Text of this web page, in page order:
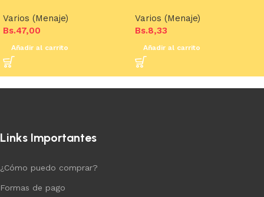
Varios (Menaje)
Bs.47,00
Añadir al carrito
Varios (Menaje)
Bs.8,33
Añadir al carrito
Links Importantes
¿Cómo puedo comprar?
Formas de pago